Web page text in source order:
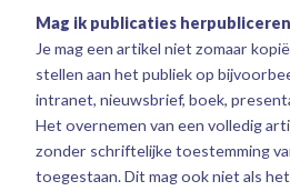
Mag ik publicaties
Je mag een artikel niet zomaar
stellen aan het publiek op
intranet, nieuwsbrief, boek,
Het overnemen van een volledig
zonder schriftelijke toestemming
toegestaan. Dit mag ook niet als